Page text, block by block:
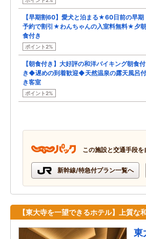
【早期割60】愛犬と泊まる★60日前の早期
予約で割引★わんちゃんの入室料無料★夕朝
食付き
ポイント2%
【朝食付き】大好評の和洋バイキング朝食付
き◆遅めの到着歓迎◆天然温泉の露天風呂付
き客室
ポイント2%
この施設と交通手段
新幹線/特急付プラン一覧へ
【東大寺を一望できるホテル】上質
東